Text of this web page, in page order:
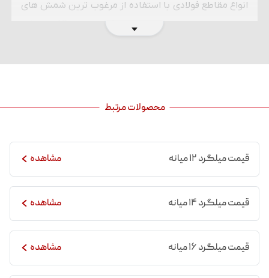
انواع مقاطع فولادی با استفاده از مرغوب ترین شمش های
زاینده رود وپلتفرم هایشبکه های اجتماعی مجموعه
مراجعه به سایت، از قیمت روز محصولات مطلع شوید،
مقاطع فولادی با قیمت های رقابتی با واحد فروش تیم
مدیران آهن زاینده رود تماس بگیرید.
مشخصات میلگرد ۱۰ میانه
میلگرد ۱۰ میانه با قطر اسمی 10 میلی متر به صورت آجدار
و با گریدA3 تولید می ‌شود. نوع آج ‌های آن به صورت
محصولات مرتبط
قیمت میلگرد ۱۲ میانه مشاهده
قیمت میلگرد ۱۴ میانه مشاهده
قیمت میلگرد ۱۶ میانه مشاهده